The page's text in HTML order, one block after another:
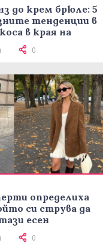
до крем брюле: 5
тенденции в
в края на
0
определиха
си струва да
есен
0